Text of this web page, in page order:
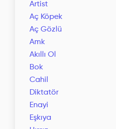
Artist
Aç Köpek
Aç Gözlü
Amk
Akıllı Ol
Bok
Cahil
Diktatör
Enayi
Eşkıya